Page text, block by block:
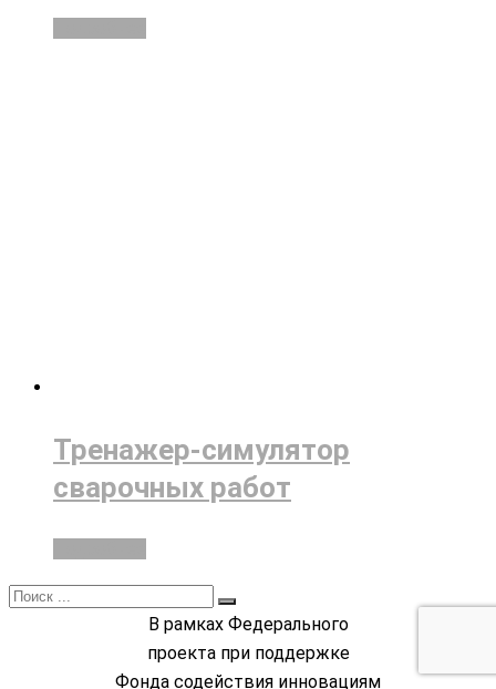
Тренажер-симулятор
сварочных работ
В рамках Федерального
проекта при поддержке
Фонда содействия инновациям